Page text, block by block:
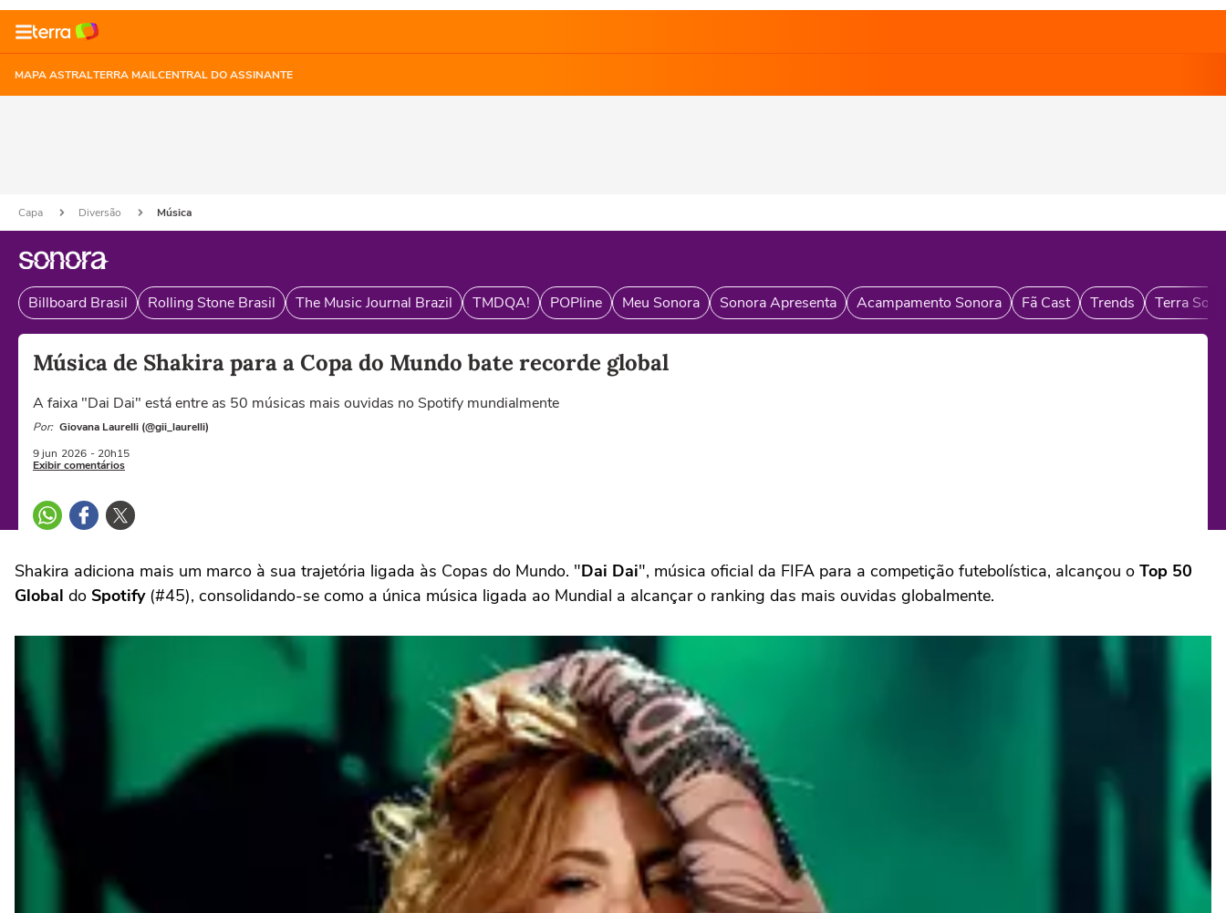
MAPA ASTRALTERRA MAILCENTRAL DO ASSINANTE
Capa Diversão Música
Billboard Brasil Rolling Stone Brasil The Music Journal Brazil TMDQA! POPline Meu Sonora Sonora Apresenta Acampamento Sonora Fã Cast Trends Terra
Música de Shakira para a Copa do Mundo bate recorde global
A faixa "Dai Dai" está entre as 50 músicas mais ouvidas no Spotify mundialmente
Por: Giovana Laurelli (@gii_laurelli)
9 jun 2026 - 20h15
Exibir comentários
Shakira adiciona mais um marco à sua trajetória ligada às Copas do Mundo. "Dai Dai", música oficial da FIFA para a competição futebolística, alcançou o Top 50
Global do Spotify(#45), consolidando-se como a única música ligada ao Mundial a alcançar o ranking das mais ouvidas globalmente.